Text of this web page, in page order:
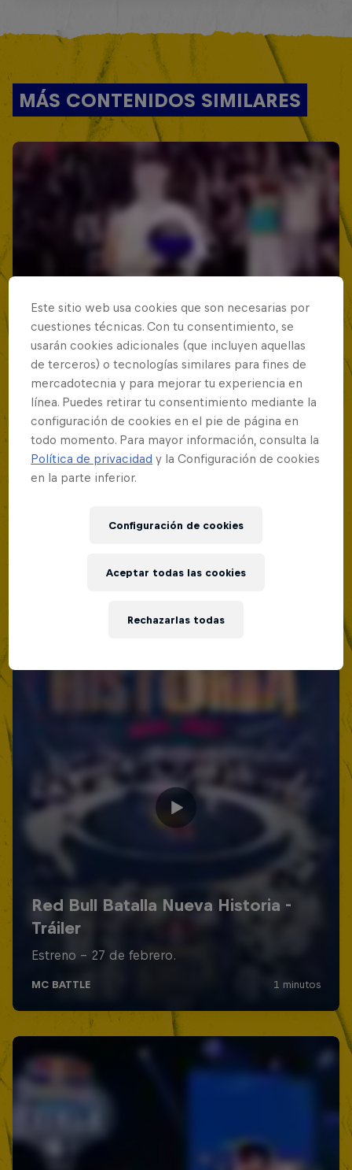
MÁS CONTENIDOS SIMILARES
Red Bull Batalla Nueva Historia:
MC BATTLE
Este sitio web usa cookies que son necesarias por
cuestiones técnicas. Con tu consentimiento, se
usarán cookies adicionales (que incluyen aquellas
de terceros) o tecnologías similares para fines de
mercadotecnia y para mejorar tu experiencia en
línea. Puedes retirar tu consentimiento mediante la
configuración de cookies en el pie de página en
todo momento. Para mayor información, consulta la
Política de privacidad y la Configuración de cookies
en la parte inferior.
Configuración de cookies
Rechazarlas todas
Aceptar todas las cookies